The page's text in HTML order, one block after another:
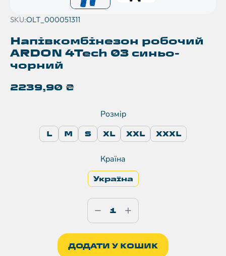
SKU:OLT_000051311
Напівкомбінезон робочий
ARDON 4Tech 03 синьо-
чорний
2239,90 ₴
Розмір
L M S XL XXL XXXL
Країна
Україна
ДОДАТИ У КОШИК